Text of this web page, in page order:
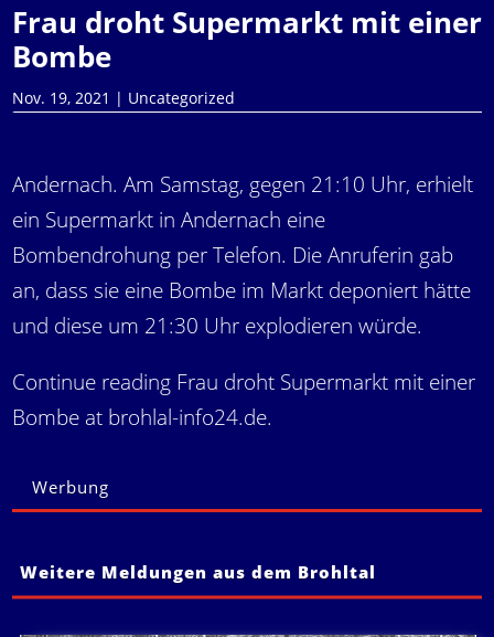
Frau droht Supermarkt mit einer
Bombe
Nov. 19, 2021 | Uncategorized
Andernach. Am Samstag, gegen 21:10 Uhr, erhielt
ein Supermarkt in Andernach eine
Bombendrohung per Telefon. Die Anruferin gab
an, dass sie eine Bombe im Markt deponiert hätte
und diese um 21:30 Uhr explodieren würde.
Continue reading Frau droht Supermarkt mit einer
Bombe at brohlal-info24.de.
Werbung
Weitere Meldungen aus dem Brohltal